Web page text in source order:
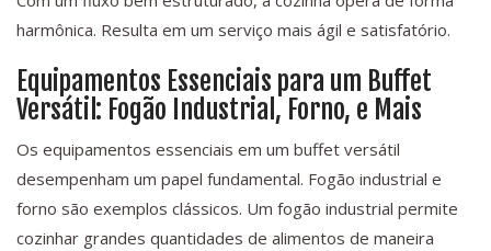
harmônica. Resulta em um serviço mais ágil e satisfatório.
Equipamentos Essenciais para um Buffet
Versátil: Fogão Industrial, Forno, e Mais
Os equipamentos essenciais em um buffet versátil
desempenham um papel fundamental. Fogão industrial e
forno são exemplos clássicos. Um fogão industrial permite
cozinhar grandes quantidades de alimentos de maneira